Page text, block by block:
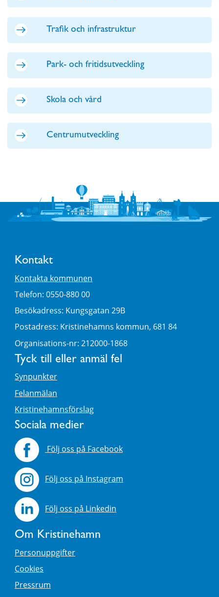
Trafik och infrastruktur
Park- och fritidsutveckling
Skola och vård
Centrumutveckling
Kontakt
Kontakta kommunen
Telefon: 0550-880 00
Besökadress: Kungsgatan 29B
Postadress: Kristinehamns kommun, 681 84
Organisations-nr: 212000-1868
Tyck till eller anmäl fel
Synpunkter
Felanmälan
Kristinehamnsförslag
Sociala medier
Följ oss på Facebook
Följ oss på Instagram
Följ oss på Linkedin
Om Kristinehamn
Personuppgifter
Cookies
Pressrum